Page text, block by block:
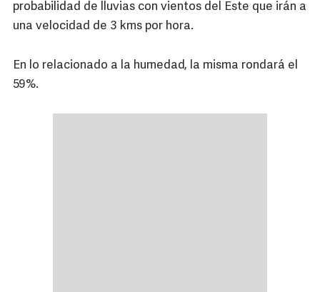
probabilidad de lluvias con vientos del Este que irán a
una velocidad de 3 kms por hora.
En lo relacionado a la humedad, la misma rondará el
59%.